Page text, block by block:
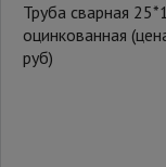
Труба сварная
оцинкованная
руб)